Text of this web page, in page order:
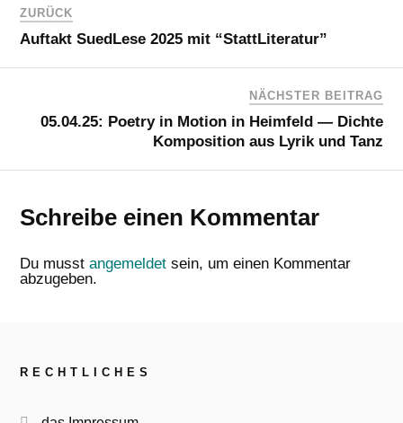
ZURÜCK
Auftakt SuedLese 2025 mit “StattLiteratur”
NÄCHSTER BEITRAG
05.04.25: Poetry in Motion in Heimfeld — Dichte
Komposition aus Lyrik und Tanz
Schreibe einen Kommentar
Du musstangemeldet sein, um einen Kommentar
abzugeben.
RECHTLICHES